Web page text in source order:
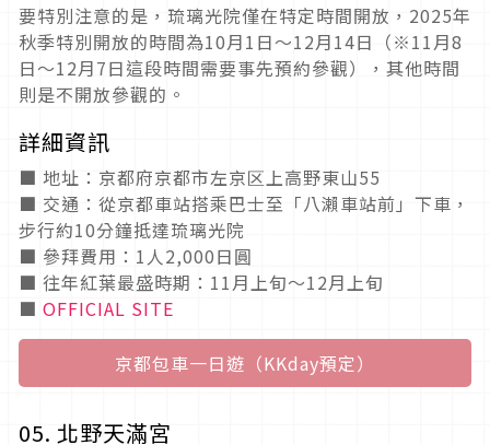
要特別注意的是，琉璃光院僅在特定時間開放，2025年
秋季特別開放的時間為10月1日～12月14日（※11月8
日～12月7日這段時間需要事先預約參觀），其他時間
則是不開放參觀的。
詳細資訊
■ 地址：京都府京都市左京区上高野東山55
■ 交通：從京都車站搭乘巴士至「八瀨車站前」下車，
步行約10分鐘抵達琉璃光院
■ 參拜費用：1人2,000日圓
■ 往年紅葉最盛時期：11月上旬～12月上旬
■ OFFICIAL SITE
京都包車一日遊（KKday預定）
05. 北野天滿宮